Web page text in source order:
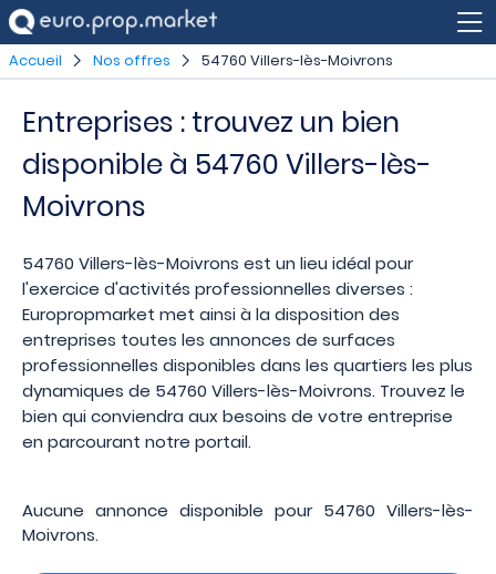
Accueil Nos offres 54760 Villers-lès-Moivrons
Entreprises : trouvez un bien
disponible à 54760 Villers-lès-
Moivrons
54760 Villers-lès-Moivrons est un lieu idéal pour
l'exercice d'activités professionnelles diverses :
Europropmarket met ainsi à la disposition des
entreprises toutes les annonces de surfaces
professionnelles disponibles dans les quartiers les plus
dynamiques de 54760 Villers-lès-Moivrons. Trouvez le
bien qui conviendra aux besoins de votre entreprise
en parcourant notre portail.
Aucune annonce disponible pour 54760 Villers-lès-
Moivrons.